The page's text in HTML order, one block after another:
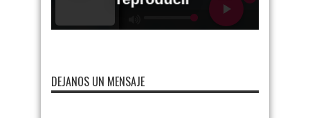
DEJANOS UN MENSAJE